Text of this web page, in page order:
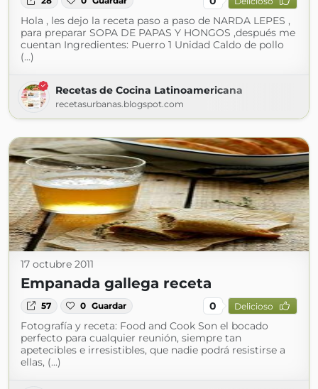
Hola , les dejo la receta paso a paso de NARDA LEPES ,
para preparar SOPA DE PAPAS Y HONGOS ,después me
cuentan Ingredientes: Puerro 1 Unidad Caldo de pollo
(...)
Recetas de Cocina Latinoamericana
recetasurbanas.blogspot.com
17 octubre 2011
Empanada gallega receta
57 0 Guardar 0 Delicioso
Fotografía y receta: Food and Cook Son el bocado
perfecto para cualquier reunión, siempre tan
apetecibles e irresistibles, que nadie podrá resistirse a
ellas, (...)